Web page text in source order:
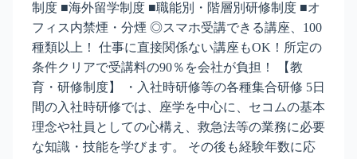
制度 ■海外留学制度 ■職能別・階層別研修制度 ■オ
フィス内禁煙・分煙 ◎スマホ受講できる講座、100
種類以上！ 仕事に直接関係ない講座もOK！所定の
条件クリアで受講料の90％を会社が負担！ 【教
育・研修制度】 ・入社時研修等の各種集合研修 5日
間の入社時研修では、座学を中心に、セコムの基本
理念や社員としての心構え、救急法等の業務に必要
な知識・技能を学びます。 その後も経験年数に応